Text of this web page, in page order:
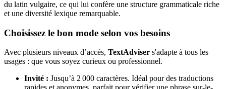
du latin vulgaire, ce qui lui confère une structure grammaticale riche
et une diversité lexique remarquable.
Choisissez le bon mode selon vos besoins
Avec plusieurs niveaux d’accès, TextAdviser s'adapte à tous les
usages : que vous soyez curieux ou professionnel.
Invité : Jusqu’à 2 000 caractères. Idéal pour des traductions